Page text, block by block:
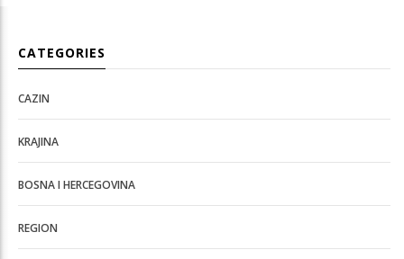
CATEGORIES
CAZIN
KRAJINA
BOSNA I HERCEGOVINA
REGION